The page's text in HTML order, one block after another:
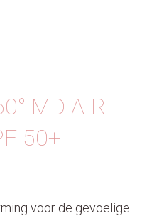
MD A-R
50+
voor de gevoelige